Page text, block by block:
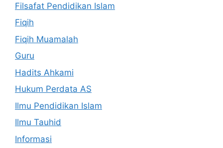
Filsafat Pendidikan Islam
Fiqih
Fiqih Muamalah
Guru
Hadits Ahkami
Hukum Perdata AS
Ilmu Pendidikan Islam
Ilmu Tauhid
Informasi